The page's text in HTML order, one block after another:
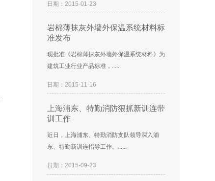
日期：2015-01-23
岩棉薄抹灰外墙外保温系统材料标
准发布
现批准《岩棉薄抹灰外墙外保温系统材料》为
建筑工业行业产品标准，......
日期：2015-11-16
上海浦东、特勤消防狠抓新训连带
训工作
近日，上海浦东、特勤消防支队领导深入浦
东、特勤新训连指导工作。......
日期：2015-09-23